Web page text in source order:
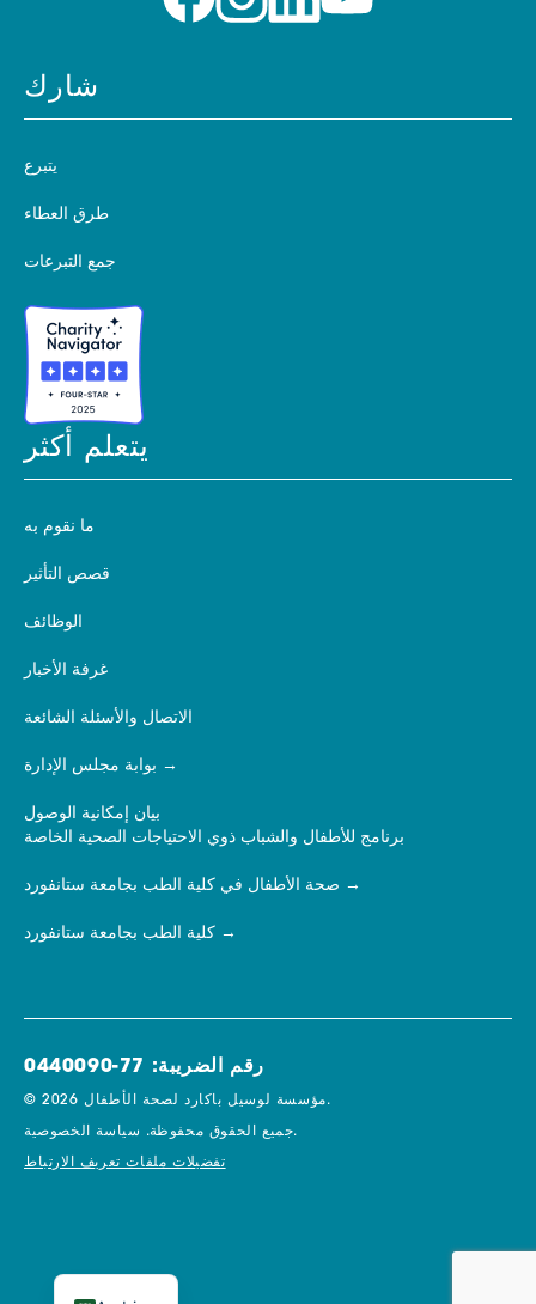
شارك
يتبرع
طرق العطاء
جمع التبرعات
يتعلم أكثر
ما نقوم به
قصص التأثير
الوظائف
غرفة الأخبار
الاتصال والأسئلة الشائعة
بوابة مجلس الإدارة
بيان إمكانية الوصول
برنامج للأطفال والشباب ذوي الاحتياجات الصحية الخاصة
صحة الأطفال في كلية الطب بجامعة ستانفورد
كلية الطب بجامعة ستانفورد
رقم الضريبة: 77-0440090
© 2026 مؤسسة لوسيل باكارد لصحة الأطفال.
جميع الحقوق محفوظة.سياسة الخصوصية.
تفضيلات ملفات تعريف الارتباط